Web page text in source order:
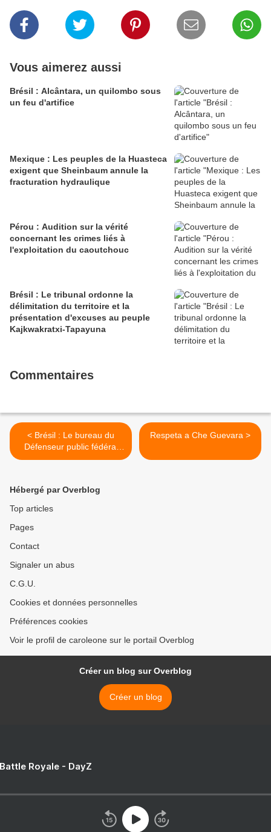
Vous aimerez aussi
Brésil : Alcântara, un quilombo sous
un feu d'artifice
Mexique : Les peuples de la Huasteca
exigent que Sheinbaum annule la
fracturation hydraulique
Pérou : Audition sur la vérité
concernant les crimes liés à
l'exploitation du caoutchouc
Brésil : Le tribunal ordonne la
délimitation du territoire et la
présentation d'excuses au peuple
Kajkwakratxi-Tapayuna
Commentaires
< Brésil : Le bureau du
Défenseur public fédéral
(DPU) recommande la
Grande do Xingu pour
l'octroi de licences à Belo
Respeta a Che Guevara >
Hébergé par Overblog
Top articles
Pages
Contact
Signaler un abus
C.G.U.
Cookies et données personnelles
Préférences cookies
Voir le profil de caroleone sur le portail Overblog
Créer un blog sur Overblog
Créer un blog
Royale - DayZ